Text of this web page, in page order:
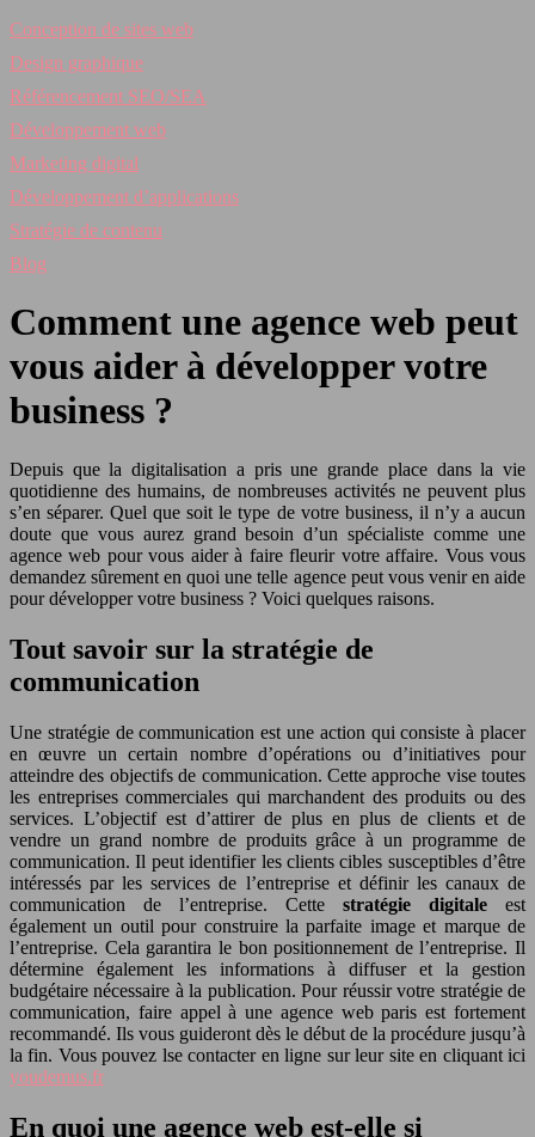
Conception de sites web
Design graphique
Référencement SEO/SEA
Développement web
Marketing digital
Développement d’applications
Stratégie de contenu
Blog
Comment une agence web peut
vous aider à développer votre
business ?
Depuis que la digitalisation a pris une grande place dans la vie
quotidienne des humains, de nombreuses activités ne peuvent plus
s’en séparer. Quel que soit le type de votre business, il n’y a aucun
doute que vous aurez grand besoin d’un spécialiste comme une
agence web pour vous aider à faire fleurir votre affaire. Vous vous
demandez sûrement en quoi une telle agence peut vous venir en aide
pour développer votre business ? Voici quelques raisons.
Tout savoir sur la stratégie de
communication
Une stratégie de communication est une action qui consiste à placer
en œuvre un certain nombre d’opérations ou d’initiatives pour
atteindre des objectifs de communication. Cette approche vise toutes
les entreprises commerciales qui marchandent des produits ou des
services. L’objectif est d’attirer de plus en plus de clients et de
vendre un grand nombre de produits grâce à un programme de
communication. Il peut identifier les clients cibles susceptibles d’être
intéressés par les services de l’entreprise et définir les canaux de
communication de l’entreprise. Cette stratégie digitale est
également un outil pour construire la parfaite image et marque de
l’entreprise. Cela garantira le bon positionnement de l’entreprise. Il
détermine également les informations à diffuser et la gestion
budgétaire nécessaire à la publication. Pour réussir votre stratégie de
communication, faire appel à une agence web paris est fortement
recommandé. Ils vous guideront dès le début de la procédure jusqu’à
la fin. Vous pouvez lse contacter en ligne sur leur site en cliquant ici
youdemus.fr
En quoi une agence web est-elle si